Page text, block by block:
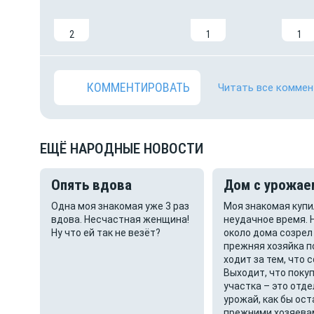
2 1 1
КОММЕНТИРОВАТЬ Читать все
ЕЩЁ НАРОДНЫЕ НОВОСТИ
Опять вдова
Одна моя знакомая уже 3 раз
вдова. Несчастная женщина!
Ну что ей так не везёт?
Дом с
Моя знакомая
неудачное время.
около дома
прежняя хозяйка
ходит за тем, что
Выходит, что
участка – это
урожай, как бы